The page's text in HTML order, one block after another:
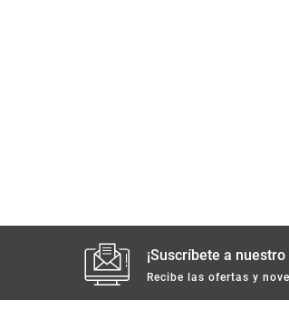
limpieza
¡Suscríbete a
Recibe las ofertas y